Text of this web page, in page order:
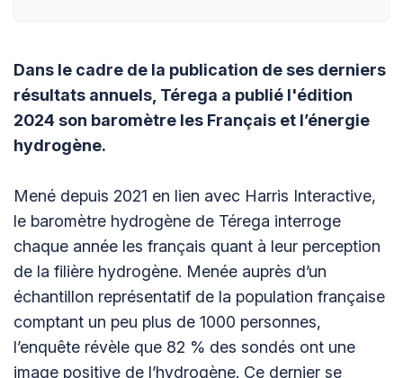
Dans le cadre de la publication de ses derniers
résultats annuels, Térega a publié l'édition
2024 son baromètre les Français et l’énergie
hydrogène.
Mené depuis 2021 en lien avec Harris Interactive,
le baromètre hydrogène de Térega interroge
chaque année les français quant à leur perception
de la filière hydrogène. Menée auprès d’un
échantillon représentatif de la population française
comptant un peu plus de 1000 personnes,
l’enquête révèle que 82 % des sondés ont une
image positive de l’hydrogène. Ce dernier se